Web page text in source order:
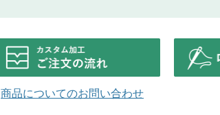
商品についてのお問い合わせ